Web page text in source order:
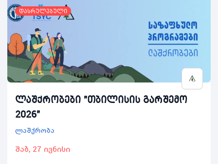
ორდღიან…
დასრულებული
ლაშქრობები "თბილისის გარშემო
2026"
ლაშქრობა
შაბ, 27 ივნისი